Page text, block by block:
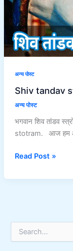
अन्य पोस्ट
Shiv tandav
अन्य पोस्ट
भगवान शिव तांडव
stotram. आज हम
Read Post »
e